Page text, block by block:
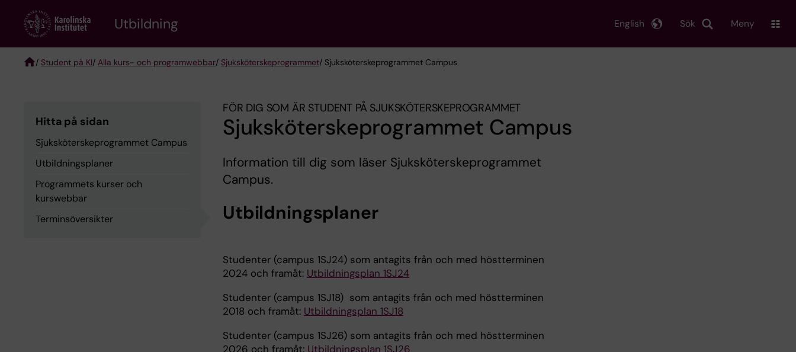
content
Utbildning Sök
English Meny
/ Student på KI/ Alla kurs- och programwebbar/ Sjuksköterske­programmet/ Sjuksköterskeprogrammet Campus
Hitta på sidan
Sjuksköterskeprogrammet Campus
Utbildningsplaner
Programmets kurser och
kurswebbar
Terminsöversikter
FÖR DIG SOM ÄR STUDENT PÅ SJUKSKÖTERSKE­PROGRAMMET
Sjuksköterskeprogrammet Campus
Information till dig som läser Sjuksköterskeprogrammet
Campus.
Utbildningsplaner
Studenter (campus 1SJ24) som antagits från och med höstterminen
2024 och framåt: Utbildningsplan 1SJ24
Studenter (campus 1SJ18) som antagits från och med höstterminen
2018 och framåt: Utbildningsplan 1SJ18
Studenter (campus 1SJ26) som antagits från och med höstterminen
2026 och framåt: Utbildningsplan 1SJ26